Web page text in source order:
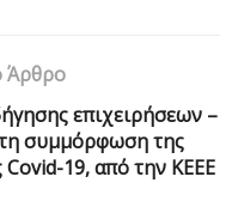
Άρθρο
επιχειρήσεων –
συμμόρφωση της
Covid-19, από την ΚΕΕΕ